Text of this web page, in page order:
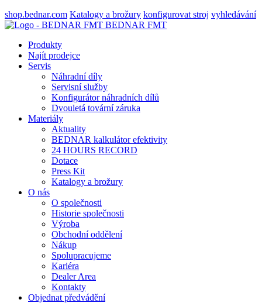
shop.bednar.com Katalogy a brožury konfigurovat stroj vyhledávání
BEDNAR FMT
Produkty
Najít prodejce
Servis
Náhradní díly
Servisní služby
Konfigurátor náhradních dílů
Dvouletá tovární záruka
Materiály
Aktuality
BEDNAR kalkulátor efektivity
24 HOURS RECORD
Dotace
Press Kit
Katalogy a brožury
O nás
O společnosti
Historie společnosti
Výroba
Obchodní oddělení
Nákup
Spolupracujeme
Kariéra
Dealer Area
Kontakty
Objednat předvádění